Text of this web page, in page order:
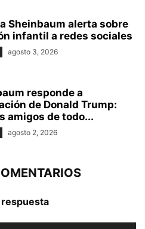
Sheinbaum alerta sobre
infantil a redes sociales
agosto 3, 2026
responde a
de Donald Trump:
amigos de todo...
agosto 2, 2026
respuesta